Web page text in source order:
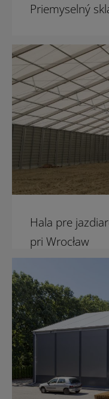
Priemyselný
Hala pre
pri Wrocław